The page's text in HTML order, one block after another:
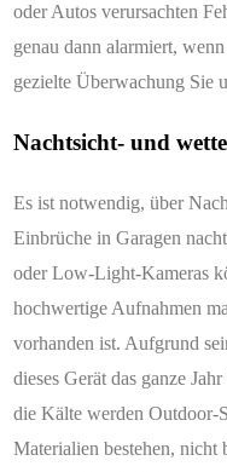
oder Autos verursachten
genau dann alarmiert,
gezielte Überwachung Sie
Nachtsicht- und
Es ist notwendig, über
Einbrüche in Garagen
oder Low-Light-Kameras
hochwertige Aufnahmen
vorhanden ist. Aufgrund
dieses Gerät das ganze
die Kälte werden Outdoor-
Materialien bestehen, nicht